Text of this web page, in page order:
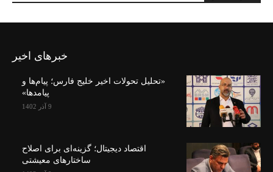
خبرهای اخیر
«تحلیل تحولات اخیر خلیج فارس؛ پیام‌ها و
پیامدها»
9 آذر 1402
اقتصاد دیجیتال؛ گزینه‌ای برای اصلاح
ساختارهای معیشتی